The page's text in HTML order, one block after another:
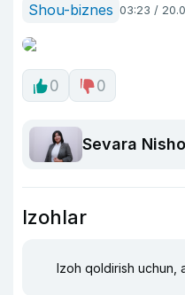
Shou-biznes 03:23 /
0 0
Sevara
Izohlar
Izoh qoldirish uchun,